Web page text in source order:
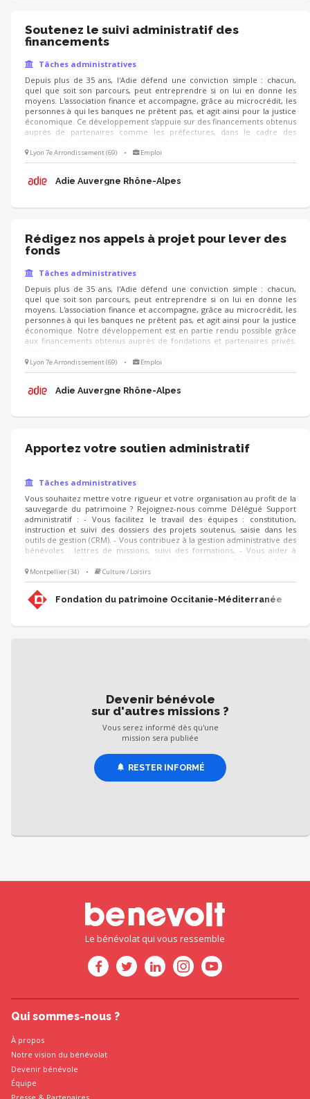
Soutenez le suivi administratif des
financements
Tâches administratives
Depuis plus de 35 ans, l'Adie défend une conviction simple : chacun,
quel que soit son parcours, peut entreprendre si on lui en donne les
moyens. L'association finance et accompagne, grâce au microcrédit, les
personnes à qui les banques ne prêtent pas, et agit ainsi pour la justice
économique. Ce développement s'appuie sur des financements obtenus
auprès de partenaires comme les préfectures, dans le cadre des
conventions, notamment la saisie sur les applications spécifiques liées à
ces dispositifs, en lien avec la vie et le fonctionnement de l'association.
Lyon 7e Arrondissement (69) • Emploi
Adie Auvergne Rhône-Alpes
Rédigez nos appels à projet pour lever des
fonds
Tâches administratives
Depuis plus de 35 ans, l'Adie défend une conviction simple : chacun,
quel que soit son parcours, peut entreprendre si on lui en donne les
moyens. L'association finance et accompagne, grâce au microcrédit, les
personnes à qui les banques ne prêtent pas, et agit ainsi pour la justice
économique. Notre développement est en partie rendu possible grâce
aux financements obtenus auprès de fondations et partenaires privés.
de financement, notamment la partie description du projet.
Lyon 7e Arrondissement (69) • Emploi
Adie Auvergne Rhône-Alpes
Apportez votre soutien administratif
Tâches administratives
Vous souhaitez mettre votre rigueur et votre organisation au profit de la
sauvegarde du patrimoine ? Rejoignez-nous comme Délégué Support
administratif : - Vous facilitez le travail des équipes : constitution,
instruction et suivi des dossiers des projets soutenus, saisie dans les
outils de gestion (CRM). - Vous contribuez à la gestion administrative des
bénévoles : lettres de missions, suivi des formations, - Vous aider à
(listings, invitations, suivi des réponses, etc.) - Vous apportez votre
soutien lors des campagnes (Noël, IFI, adhésions) et réalisez des tâches
administratives diverses (classements, courriers, mailings).
Montpellier (34) • Culture / Loisirs
Fondation du patrimoine Occitanie-Méditerranée
Devenir bénévole
sur d'autres missions ?
Vous serez informé dès qu'une
mission sera publiée
RESTER INFORMÉ
Le bénévolat qui vous ressemble
Qui sommes-nous ?
À propos
Notre vision du bénévolat
Devenir bénévole
Équipe